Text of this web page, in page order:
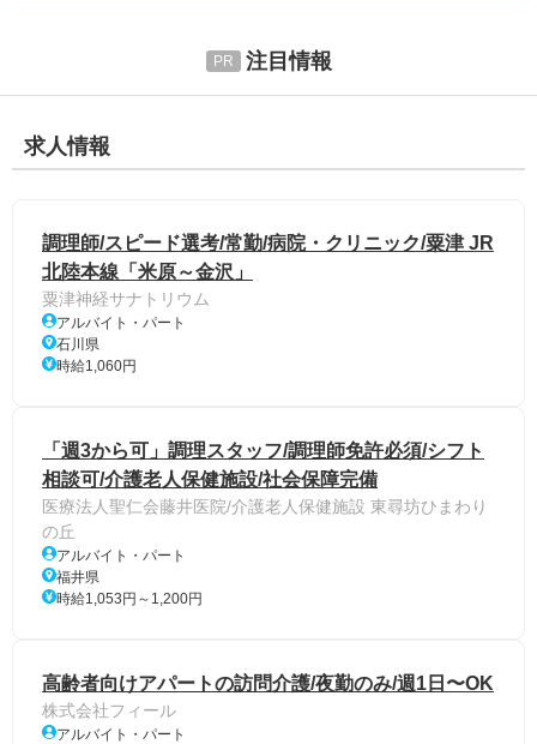
注目情報
求人情報
調理師/スピード選考/常勤/病院・クリニック/粟津 JR
北陸本線「米原～金沢」
粟津神経サナトリウム
アルバイト・パート
石川県
時給1,060円
「週3から可」調理スタッフ/調理師免許必須/シフト
相談可/介護老人保健施設/社会保障完備
医療法人聖仁会藤井医院/介護老人保健施設 東尋坊ひまわり
の丘
アルバイト・パート
福井県
時給1,053円～1,200円
高齢者向けアパートの訪問介護/夜勤のみ/週1日〜OK
株式会社フィール
アルバイト・パート